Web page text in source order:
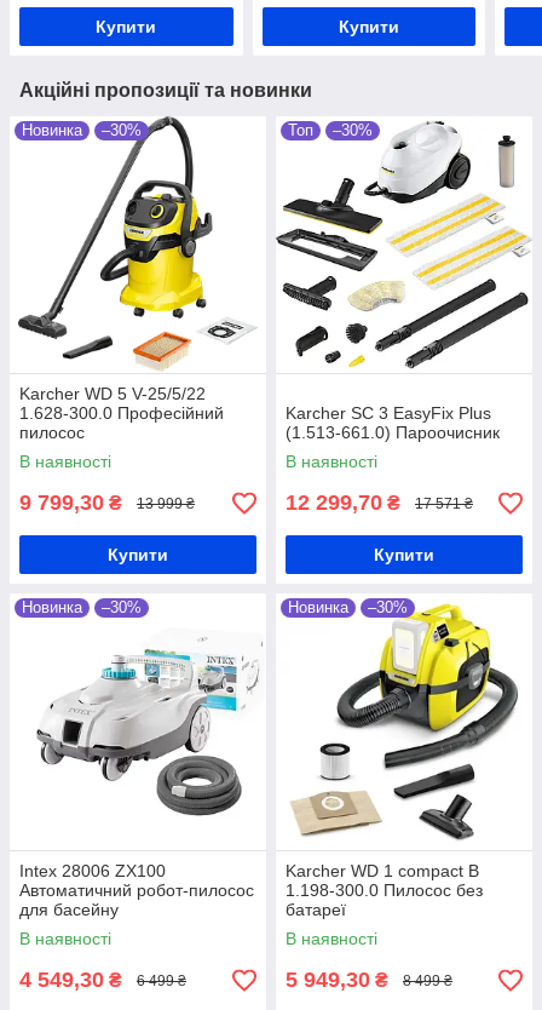
Купити Купити
Акційні пропозиції та новинки
Новинка –30%
Karcher WD 5 V-25/5/22
1.628-300.0 Професійний
пилосос
В наявності
9 799,30 ₴ 13 999 ₴
Купити
Топ –30%
Karcher SC 3 EasyFix Plus
(1.513-661.0) Пароочисник
В наявності
12 299,70 ₴ 17 571 ₴
Купити
Новинка –30%
Intex 28006 ZX100
Автоматичний робот-пилосос
для басейну
В наявності
4 549,30 ₴ 6 499 ₴
Новинка –30%
Karcher WD 1 compact B
1.198-300.0 Пилосос без
батареї
В наявності
5 949,30 ₴ 8 499 ₴